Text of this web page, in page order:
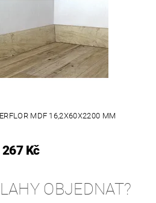
MDF 16,2X60X2200 MM
267 Kč
OBJEDNAT?